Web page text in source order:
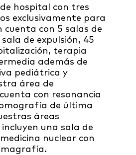
hospital con tres
exclusivamente para
cuenta con 5 salas de
de expulsión, 45
terapia
además de
pediátrica y
área de
con resonancia
de última
áreas
una sala de
nuclear con